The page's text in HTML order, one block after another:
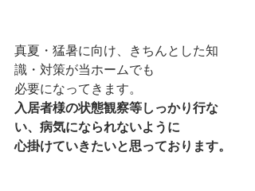
真夏・猛暑に向け、きちんとした知
識・対策が当ホームでも
必要になってきます。
入居者様の状態観察等しっかり行な
い、病気になられないように
心掛けていきたいと思っております。